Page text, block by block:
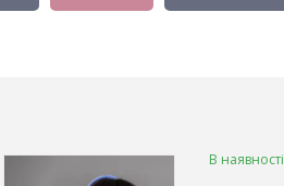
В наявності